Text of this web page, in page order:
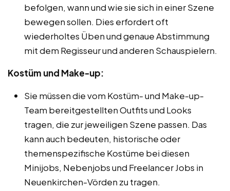
befolgen, wann und wie sie sich in einer Szene
bewegen sollen. Dies erfordert oft
wiederholtes Üben und genaue Abstimmung
mit dem Regisseur und anderen Schauspielern.
Kostüm und Make-up:
Sie müssen die vom Kostüm- und Make-up-
Team bereitgestellten Outfits und Looks
tragen, die zur jeweiligen Szene passen. Das
kann auch bedeuten, historische oder
themenspezifische Kostüme bei diesen
Minijobs, Nebenjobs und Freelancer Jobs in
Neuenkirchen-Vörden zu tragen.